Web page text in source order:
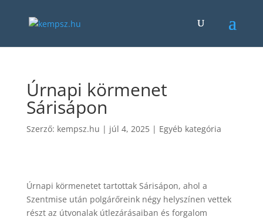
Úrnapi körmenet
Sárisápon
Szerző: kempsz.hu | júl 4, 2025| Egyéb kategória
Úrnapi körmenetet tartottak Sárisápon, ahol a
Szentmise után polgárőreink négy helyszínen vettek
részt az útvonalak útlezárásaiban és forgalom